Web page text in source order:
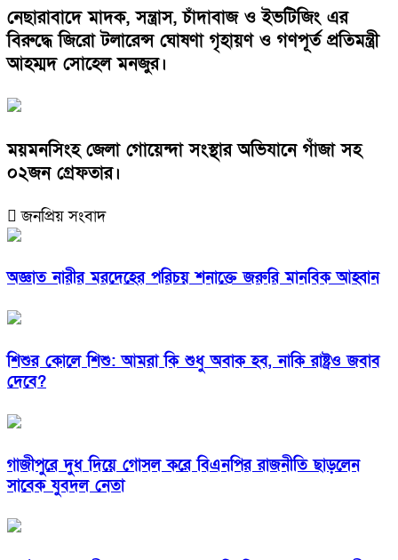
নেছারাবাদে মাদক, সন্ত্রাস, চাঁদাবাজ ও ইভটিজিং এর
বিরুদ্ধে জিরো টলারেন্স ঘোষণা গৃহায়ণ ও গণপূর্ত প্রতিমন্ত্রী
আহম্মদ সোহেল মনজুর।
ময়মনসিংহ জেলা গোয়েন্দা সংস্থার অভিযানে গাঁজা সহ
০২জন গ্রেফতার।
জনপ্রিয় সংবাদ
অজ্ঞাত নারীর মরদেহের পরিচয় শনাক্তে জরুরি মানবিক আহ্বান
শিশুর কোলে শিশু: আমরা কি শুধু অবাক হব, নাকি রাষ্ট্রও জবাব
দেবে?
গাজীপুরে দুধ দিয়ে গোসল করে বিএনপির রাজনীতি ছাড়লেন
সাবেক যুবদল নেতা